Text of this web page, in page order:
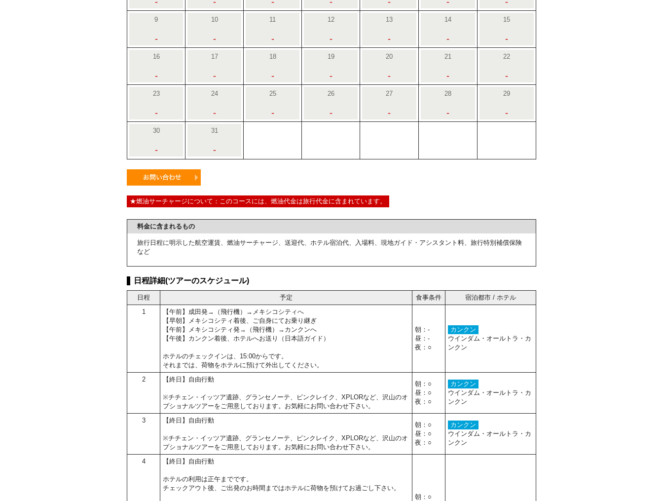
9
-
10
-
11
-
12
-
13
-
14
-
15
-
16
-
17
-
18
-
19
-
20
-
21
-
22
-
23
-
24
-
25
-
26
-
27
-
28
-
29
-
30
-
31
-
★燃油サーチャージについて：このコースには、燃油代金は旅行代金に含まれています。
料金に含まれるもの
旅行日程に明示した航空運賃、燃油サーチャージ、送迎代、ホテル宿泊代、入場料、現地ガイド・アシスタント料、旅行特別補償保険
など
日程詳細(ツアーのスケジュール)
日程 予定 食事条件
宿泊都市 / ホテル
1
【午前】成田発→（飛行機）→メキシコシティへ
【早朝】メキシコシティ着後、ご自身にてお乗り継ぎ
【午前】メキシコシティ発→（飛行機）→カンクンへ
【午後】カンクン着後、ホテルへお送り（日本語ガイド）
ホテルのチェックインは、15:00からです。
それまでは、荷物をホテルに預けて外出してください。
朝：-
昼：-
夜：○
カンクン
ウインダム・オールトラ・カ
ンクン
2 【終日】自由行動
※チチェン・イッツア遺跡、グランセノーテ、ピンクレイク、XPLORなど、沢山のオ
プショナルツアーをご用意しております。お気軽にお問い合わせ下さい。
朝：○
昼：○
夜：○
カンクン
ウインダム・オールトラ・カ
ンクン
3 【終日】自由行動
※チチェン・イッツア遺跡、グランセノーテ、ピンクレイク、XPLORなど、沢山のオ
プショナルツアーをご用意しております。お気軽にお問い合わせ下さい。
朝：○
昼：○
夜：○
カンクン
ウインダム・オールトラ・カ
ンクン
4 【終日】自由行動
ホテルの利用は正午までです。
チェックアウト後、ご出発のお時間まではホテルに荷物を預けてお過ごし下さい。
朝：○